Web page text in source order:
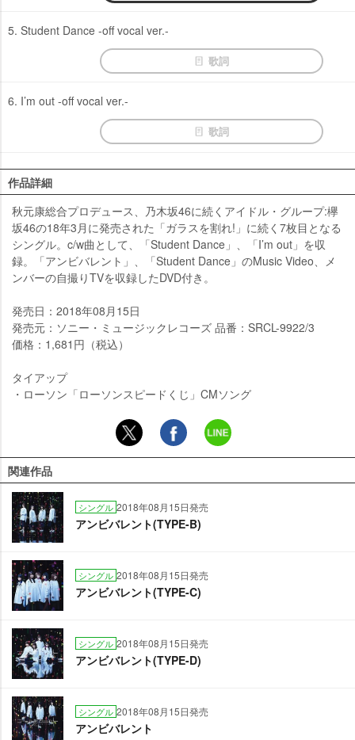
5. Student Dance -off vocal ver.-
歌詞
6. I’m out -off vocal ver.-
歌詞
作品詳細
秋元康総合プロデュース、乃木坂46に続くアイドル・グループ:欅
坂46の18年3月に発売された「ガラスを割れ!」に続く7枚目となる
シングル。c/w曲として、「Student Dance」、「I’m out」を収
録。「アンビバレント」、「Student Dance」のMusic Video、メ
ンバーの自撮りTVを収録したDVD付き。
発売日：2018年08月15日
発売元：ソニー・ミュージックレコーズ 品番：SRCL-9922/3
価格：1,681円（税込）
タイアップ
・ローソン「ローソンスピードくじ」CMソング
関連作品
シングル 2018年08月15日発売
アンビバレント(TYPE-B)
シングル 2018年08月15日発売
アンビバレント(TYPE-C)
シングル 2018年08月15日発売
アンビバレント(TYPE-D)
シングル 2018年08月15日発売
アンビバレント